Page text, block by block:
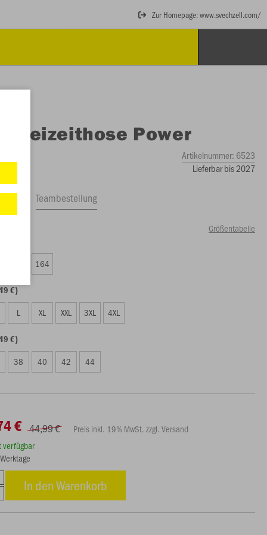
Zur Homepage: www.svechzell.com/
Freizeithose Power
Artikelnummer: 6523
Lieferbar bis 2027
Teambestellung
Größentabelle
164
€)
L XL XXL 3XL 4XL
€)
38 40 42 44
€ 44,99 €
Preis inkl. 19% MwSt. zzgl. Versand
verfügbar
In den Warenkorb